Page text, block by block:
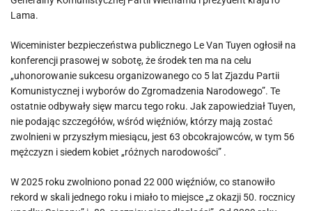
Lama.
Wiceminister bezpieczeństwa publicznego Le Van Tuyen ogłosił na
konferencji prasowej w sobotę, że środek ten ma na celu
„uhonorowanie sukcesu organizowanego co 5 lat Zjazdu Partii
Komunistycznej i wyborów do Zgromadzenia Narodowego”. Te
ostatnie odbywały sięw marcu tego roku. Jak zapowiedział Tuyen,
nie podając szczegółów, wśród więźniów, którzy mają zostać
zwolnieni w przyszłym miesiącu, jest 63 obcokrajowców, w tym 56
mężczyzn i siedem kobiet „różnych narodowości” .
W 2025 roku zwolniono ponad 22 000 więźniów, co stanowiło
rekord w skali jednego roku i miało to miejsce „z okazji 50. rocznicy